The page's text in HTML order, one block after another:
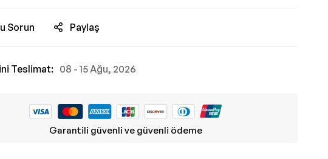
Sorun Paylaş
Teslimat: 08 - 15 Ağu, 2026
Garantili güvenli ve güvenli ödeme